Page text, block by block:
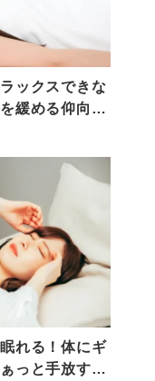
ックスできな
緩める仰向け
れる！体にギ
っと手放す簡